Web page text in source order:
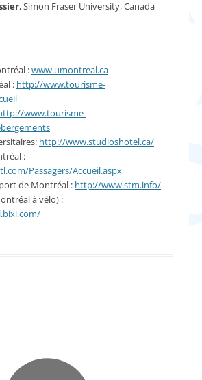
, Simon Fraser University, Canada
:www.umontreal.ca
: http://www.tourisme-
www.tourisme-
http://www.studioshotel.ca/
:
Passagers/Accueil.aspx
de Montréal : http://www.stm.info/
à vélo) :